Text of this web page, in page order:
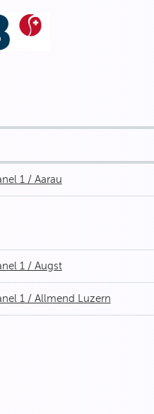
1 / Aarau
1 / Augst
1 / Allmend Luzern